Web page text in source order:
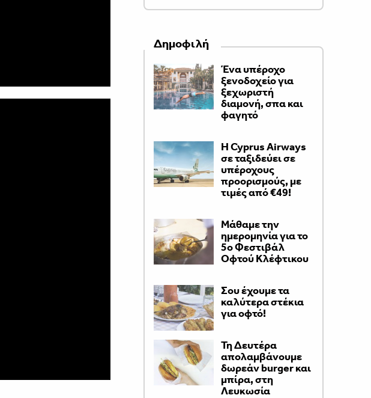
Δημοφιλή
Ένα υπέροχο
ξενοδοχείο για
ξεχωριστή
διαμονή, σπα και
φαγητό
H Cyprus Airways
σε ταξιδεύει σε
υπέροχους
προορισμούς, με
τιμές από €49!
Μάθαμε την
ημερομηνία για το
5ο Φεστιβάλ
Οφτού Κλέφτικου
Σου έχουμε τα
καλύτερα στέκια
για οφτό!
Τη Δευτέρα
απολαμβάνουμε
δωρεάν burger και
μπίρα, στη
Λευκωσία